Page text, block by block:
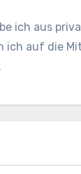
ich aus
ich auf die